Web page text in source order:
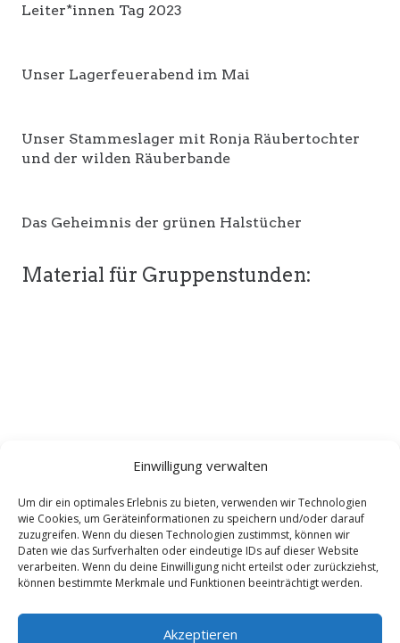
Einwilligung verwalten
Um dir ein optimales Erlebnis zu bieten, verwenden wir Technologien
wie Cookies, um Geräteinformationen zu speichern und/oder darauf
zuzugreifen. Wenn du diesen Technologien zustimmst, können wir
Daten wie das Surfverhalten oder eindeutige IDs auf dieser Website
verarbeiten. Wenn du deine Einwilligung nicht erteilst oder zurückziehst,
können bestimmte Merkmale und Funktionen beeinträchtigt werden.
Akzeptieren
Leiter*innen Tag 2023
Unser Lagerfeuerabend im Mai
Unser Stammeslager mit Ronja Räubertochter
und der wilden Räuberbande
Das Geheimnis der grünen Halstücher
Material für Gruppenstunden:
Stammesblatt